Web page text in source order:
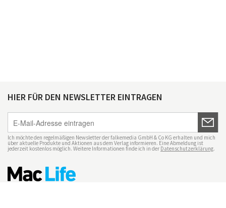
HIER FÜR DEN NEWSLETTER EINTRAGEN
Ich möchte den regelmäßigen Newsletter der falkemedia GmbH & Co KG erhalten und mich
über aktuelle Produkte und Aktionen aus dem Verlag informieren. Eine Abmeldung ist
jederzeit kostenlos möglich. Weitere Informationen finde ich in der Datenschutzerklärung.